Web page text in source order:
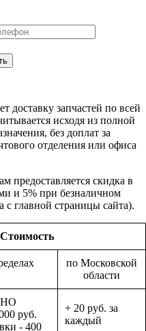
доставку запчастей по всей
исходя из полной
без доплат за
отделения или офиса
предоставляется скидка в
и 5% при безналичном
с главной страницы сайта).
Стоимость
по Московской
области
руб.
- 400
+ 20 руб. за
каждый